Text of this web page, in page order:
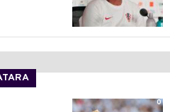
0